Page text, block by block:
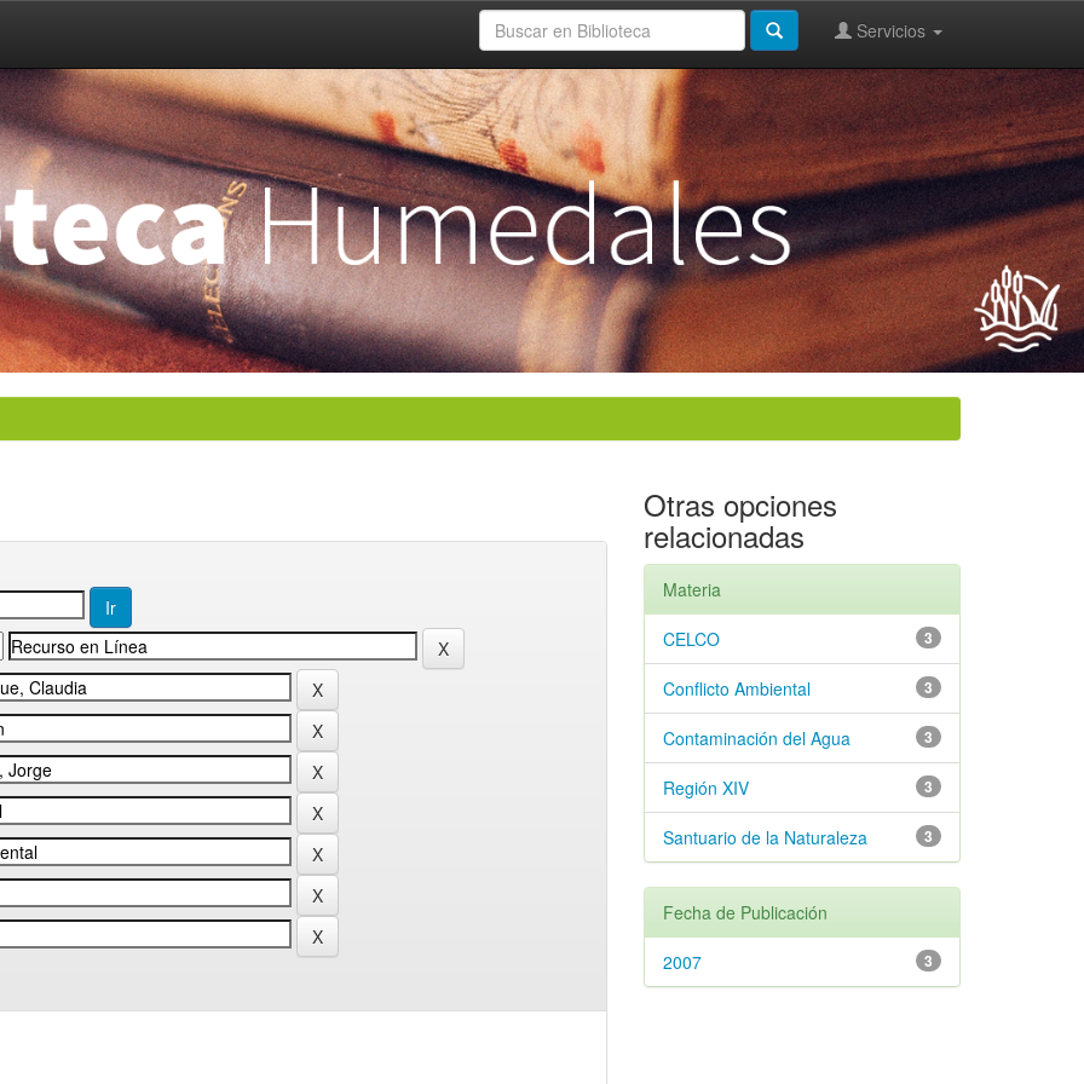
Servicios
Otras opciones
relacionadas
Materia
3
CELCO
3
Conflicto Ambiental
3
Contaminación del Agua
3
Región XIV
3
Santuario de la Naturaleza
Fecha de Publicación
3
2007